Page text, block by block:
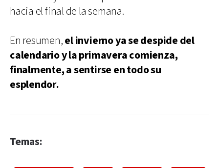
hacia el final de la semana.
En resumen,el invierno ya se despide del
calendario y la primavera comienza,
finalmente, a sentirse en todo su
esplendor.
Temas: